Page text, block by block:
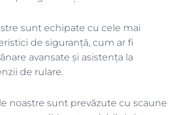
sunt echipate cu cele mai
de siguranță, cum ar fi
avansate și asistența la
de rulare.
noastre sunt prevăzute cu scaune